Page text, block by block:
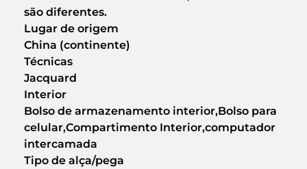
são diferentes.
Lugar de origem
China (continente)
Técnicas
Jacquard
Interior
Bolso de armazenamento interior,Bolso para
celular,Compartimento Interior,computador
intercamada
Tipo de alça/pega